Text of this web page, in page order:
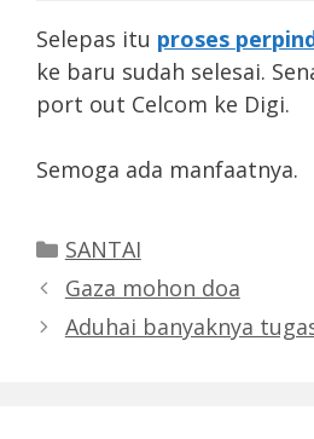
Selepas itu proses
ke baru sudah selesai.
port out Celcom ke Digi.
Semoga ada manfaatnya.
Categories
SANTAI
Gaza mohon doa
Aduhai banyaknya